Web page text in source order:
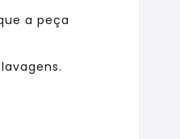
a peça